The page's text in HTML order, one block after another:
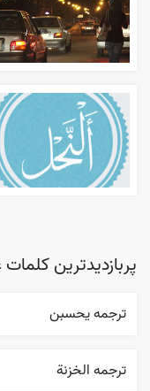
پربازدیدترین
ترجمه يحسبن
ترجمه الخزنة